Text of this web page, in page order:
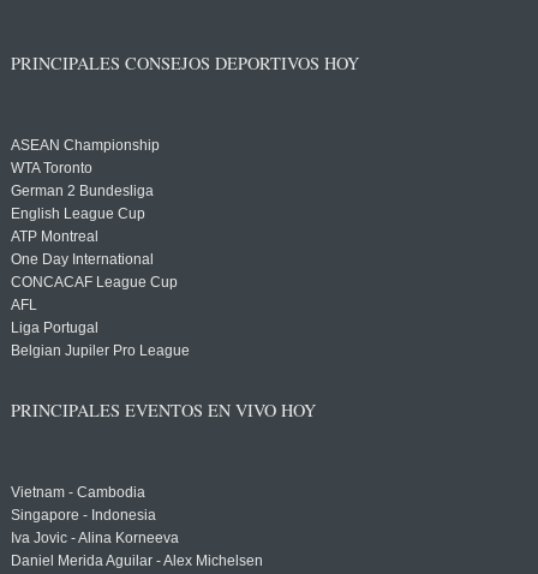
PRINCIPALES CONSEJOS DEPORTIVOS HOY
ASEAN Championship
WTA Toronto
German 2 Bundesliga
English League Cup
ATP Montreal
One Day International
CONCACAF League Cup
AFL
Liga Portugal
Belgian Jupiler Pro League
PRINCIPALES EVENTOS EN VIVO HOY
Vietnam - Cambodia
Singapore - Indonesia
Iva Jovic - Alina Korneeva
Daniel Merida Aguilar - Alex Michelsen